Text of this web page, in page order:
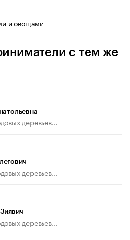
и овощами
с тем же
деревьев...
деревьев...
деревьев...